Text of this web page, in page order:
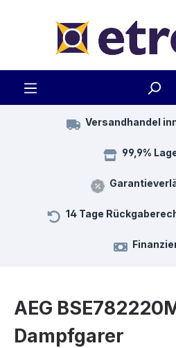
Versandhandel
99,9%
14 Tage
AEG
Dampfgarer